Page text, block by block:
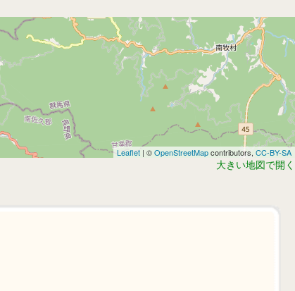
Leaflet | ©OpenStreetMapcontributors, CC-BY-SA
大きい地図で開く